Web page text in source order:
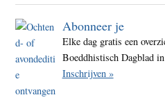
Abonneer je
Elke dag gratis een
Boeddhistisch Dagblad
Inschrijven »